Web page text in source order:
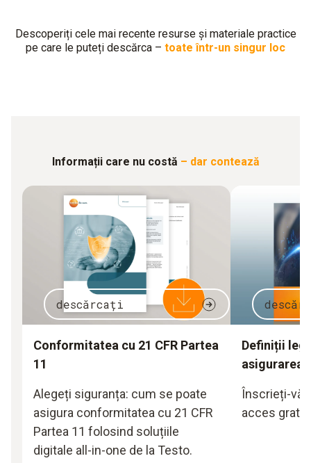
Descoperiți cele mai recente resurse și materiale practice
pe care le puteți descărca – toate într-un singur loc
Informații care nu costă – dar contează
descărcați
Conformitatea cu 21 CFR Partea
11
Alegeți siguranța: cum se poate
asigura conformitatea cu 21 CFR
Partea 11 folosind soluțiile
digitale all-in-one de la Testo.
Definiții
asigurarea
Înscrieți-vă
acces